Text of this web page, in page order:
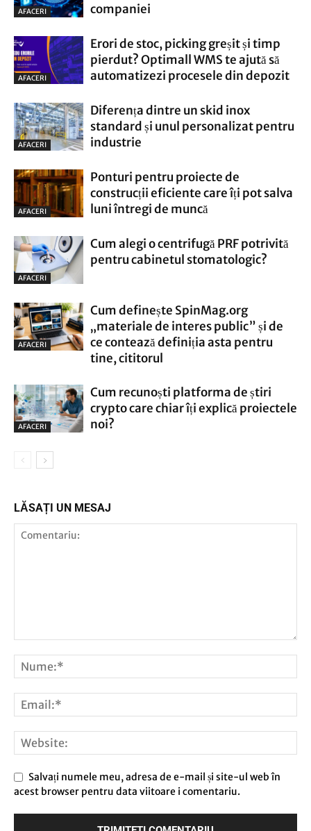
AFACERI
companiei
AFACERI
Erori de stoc, picking greșit și timp
pierdut? Optimall WMS te ajută să
automatizezi procesele din depozit
AFACERI
Diferența dintre un skid inox
standard și unul personalizat pentru
industrie
AFACERI
Ponturi pentru proiecte de
construcții eficiente care îți pot salva
luni întregi de muncă
AFACERI
Cum alegi o centrifugă PRF potrivită
pentru cabinetul stomatologic?
AFACERI
Cum definește SpinMag.org
„materiale de interes public” și de
ce contează definiția asta pentru
tine, cititorul
AFACERI
Cum recunoști platforma de știri
crypto care chiar îți explică proiectele
noi?
LĂSAȚI UN MESAJ
Salvați numele meu, adresa de e-mail și site-ul web în
acest browser pentru data viitoare i comentariu.